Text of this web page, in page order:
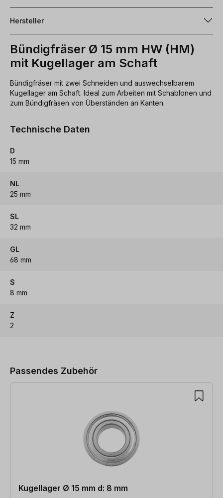
Hersteller
Bündigfräser Ø 15 mm HW (HM)
mit Kugellager am Schaft
Bündigfräser mit zwei Schneiden und auswechselbarem
Kugellager am Schaft. Ideal zum Arbeiten mit Schablonen und
zum Bündigfräsen von Überständen an Kanten.
Technische Daten
D
15 mm
NL
25 mm
SL
32 mm
GL
68 mm
S
8 mm
Z
2
Passendes Zubehör
Kugellager Ø 15 mm d: 8 mm